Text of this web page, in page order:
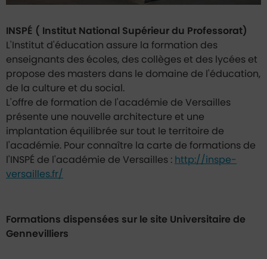
INSPÉ ( Institut National Supérieur du Professorat)
L'Institut d'éducation assure la formation des
enseignants des écoles, des collèges et des lycées et
propose des masters dans le domaine de l'éducation,
de la culture et du social.
L'offre de formation de l'académie de Versailles
présente une nouvelle architecture et une
implantation équilibrée sur tout le territoire de
l'académie. Pour connaître la carte de formations de
l'INSPÉ de l'académie de Versailles : http://inspe-
versailles.fr/
Formations dispensées sur le site Universitaire de
Gennevilliers